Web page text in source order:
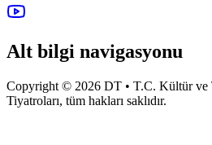
Alt bilgi navigasyonu
Copyright © 2026 DT • T.C. Kültür ve
Tiyatroları, tüm hakları saklıdır.